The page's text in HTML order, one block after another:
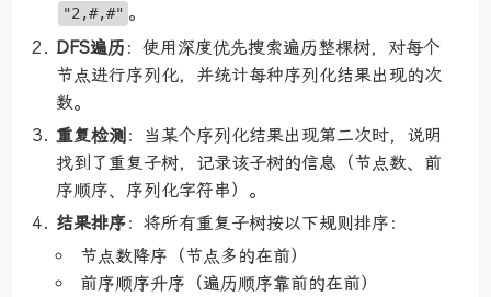
"2,#,#" 。
DFS遍历 ：使用深度优先搜索遍历整棵树，对每个
节点进行序列化，并统计每种序列化结果出现的次
数。
重复检测 ：当某个序列化结果出现第二次时，说明
找到了重复子树，记录该子树的信息（节点数、前
序顺序、序列化字符串）。
结果排序：将所有重复子树按以下规则排序：
节点数降序（节点多的在前）
前序顺序升序（遍历顺序靠前的在前）